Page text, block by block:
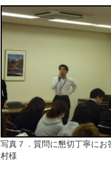
写真７．質問に懇切丁寧に
村様